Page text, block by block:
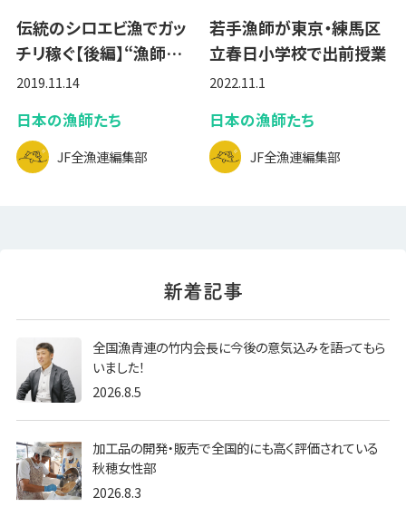
伝統のシロエビ漁でガッ
チリ稼ぐ【後編】“漁師…
2019.11.14
日本の漁師たち
JF全漁連編集部
若手漁師が東京・練馬区
立春日小学校で出前授業
2022.11.1
日本の漁師たち
JF全漁連編集部
全国漁青連の竹内会長に今後の意気込みを語ってもら
いました！
2026.8.5
加工品の開発・販売で全国的にも高く評価されている
秋穂女性部
2026.8.3